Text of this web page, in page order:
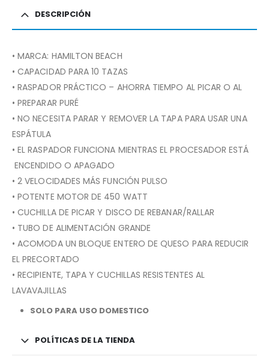
DESCRIPCIÓN
• MARCA: HAMILTON BEACH
• CAPACIDAD PARA 10 TAZAS
• RASPADOR PRÁCTICO – AHORRA TIEMPO AL PICAR O AL
• PREPARAR PURÉ
• NO NECESITA PARAR Y REMOVER LA TAPA PARA USAR UNA
ESPÁTULA
• EL RASPADOR FUNCIONA MIENTRAS EL PROCESADOR ESTÁ
ENCENDIDO O APAGADO
• 2 VELOCIDADES MÁS FUNCIÓN PULSO
• POTENTE MOTOR DE 450 WATT
• CUCHILLA DE PICAR Y DISCO DE REBANAR/RALLAR
• TUBO DE ALIMENTACIÓN GRANDE
• ACOMODA UN BLOQUE ENTERO DE QUESO PARA REDUCIR
EL PRECORTADO
• RECIPIENTE, TAPA Y CUCHILLAS RESISTENTES AL
LAVAVAJILLAS
SOLO PARA USO DOMESTICO
POLÍTICAS DE LA TIENDA